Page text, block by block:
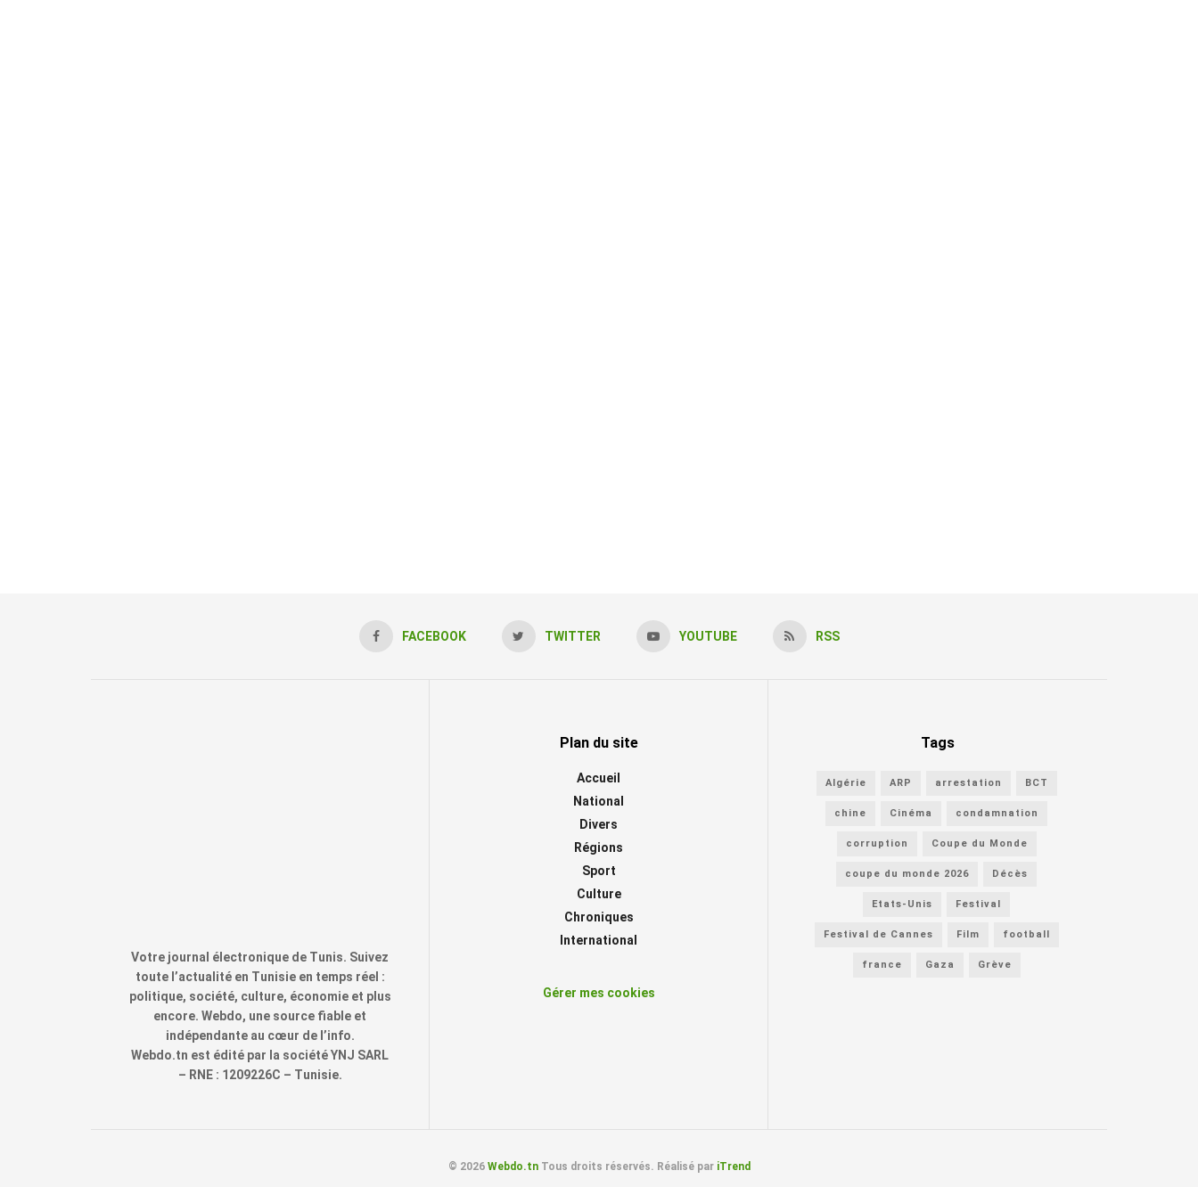
FACEBOOK TWITTER YOUTUBE RSS
Votre journal électronique de Tunis. Suivez
toute l’actualité en Tunisie en temps réel :
politique, société, culture, économie et plus
encore. Webdo, une source fiable et
indépendante au cœur de l’info.
Webdo.tn est édité par la société YNJ SARL
– RNE : 1209226C – Tunisie.
Plan du site
Accueil
National
Divers
Régions
Sport
Culture
Chroniques
International
Gérer mes cookies
Tags
Algérie ARP arrestation BCT
chine Cinéma condamnation
corruption Coupe du Monde
coupe du monde 2026 Décès
Etats-Unis Festival
Festival de Cannes Film football
france Gaza Grève
© 2026 Webdo.tnTous droits réservés. Réalisé par iTrend